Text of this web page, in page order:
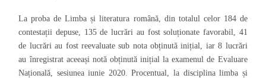
La proba de Limba și literatura română, din totalul celor 184 de
contestații depuse, 135 de lucrări au fost soluționate favorabil, 41
de lucrări au fost reevaluate sub nota obținută inițial, iar 8 lucrări
au înregistrat aceeași notă obținută inițial la examenul de Evaluare
Națională, sesiunea iunie 2020. Procentual, la disciplina limba și